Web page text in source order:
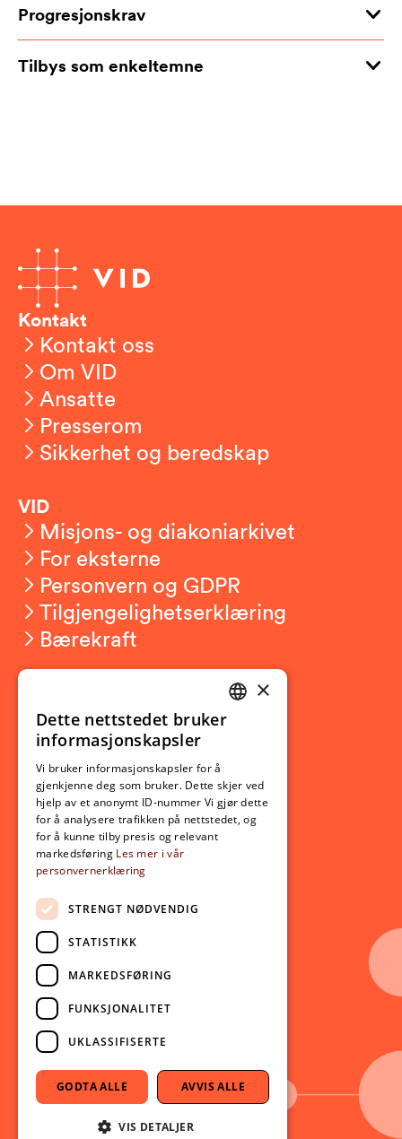
Progresjonskrav
Tilbys som enkeltemne
Kontakt
Kontakt oss
Om VID
Ansatte
Presserom
Sikkerhet og beredskap
VID
Misjons- og diakoniarkivet
For eksterne
Personvern og GDPR
Tilgjengelighetserklæring
Bærekraft
Ny student
Utveksling
Opptak
Lov- og regelverk
Aktuelt
Nyheter
Arrangementer
Nyhetsbrev
Ledige stillinger
Følg oss på sosiale medier:
Facebook
Instagram
Youtube
LinkedIn
TikTok
NORWEGIAN
×
Dette nettstedet bruker
informasjonskapsler
Vi bruker informasjonskapsler for å
gjenkjenne deg som bruker. Dette skjer ved
hjelp av et anonymt ID-nummer Vi gjør dette
for å analysere trafikken på nettstedet, og
for å kunne tilby presis og relevant
markedsføring Les mer i vår
personvernerklæring
STRENGT NØDVENDIG
STATISTIKK
MARKEDSFØRING
FUNKSJONALITET
UKLASSIFISERTE
GODTA ALLE AVVIS ALLE
VIS DETALJER